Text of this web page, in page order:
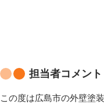
担当者コメント
この度は広島市の外壁塗